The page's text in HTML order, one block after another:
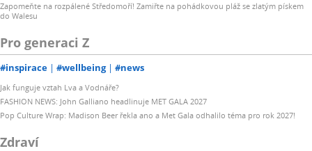
Zapomeňte na rozpálené Středomoří! Zamiřte na pohádkovou pláž se zlatým pískem
do Walesu
Pro generaci Z
#inspirace #wellbeing #news
Jak funguje vztah Lva a Vodnáře?
FASHION NEWS: John Galliano headlinuje MET GALA 2027
Pop Culture Wrap: Madison Beer řekla ano a Met Gala odhalilo téma pro rok 2027!
Zdraví